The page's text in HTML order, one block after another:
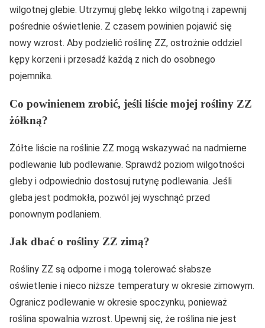
wilgotnej glebie. Utrzymuj glebę lekko wilgotną i zapewnij
pośrednie oświetlenie. Z czasem powinien pojawić się
nowy wzrost. Aby podzielić roślinę ZZ, ostrożnie oddziel
kępy korzeni i przesadź każdą z nich do osobnego
pojemnika.
Co powinienem zrobić, jeśli liście mojej rośliny ZZ
żółkną?
Żółte liście na roślinie ZZ mogą wskazywać na nadmierne
podlewanie lub podlewanie. Sprawdź poziom wilgotności
gleby i odpowiednio dostosuj rutynę podlewania. Jeśli
gleba jest podmokła, pozwól jej wyschnąć przed
ponownym podlaniem.
Jak dbać o rośliny ZZ zimą?
Rośliny ZZ są odporne i mogą tolerować słabsze
oświetlenie i nieco niższe temperatury w okresie zimowym.
Ogranicz podlewanie w okresie spoczynku, ponieważ
roślina spowalnia wzrost. Upewnij się, że roślina nie jest